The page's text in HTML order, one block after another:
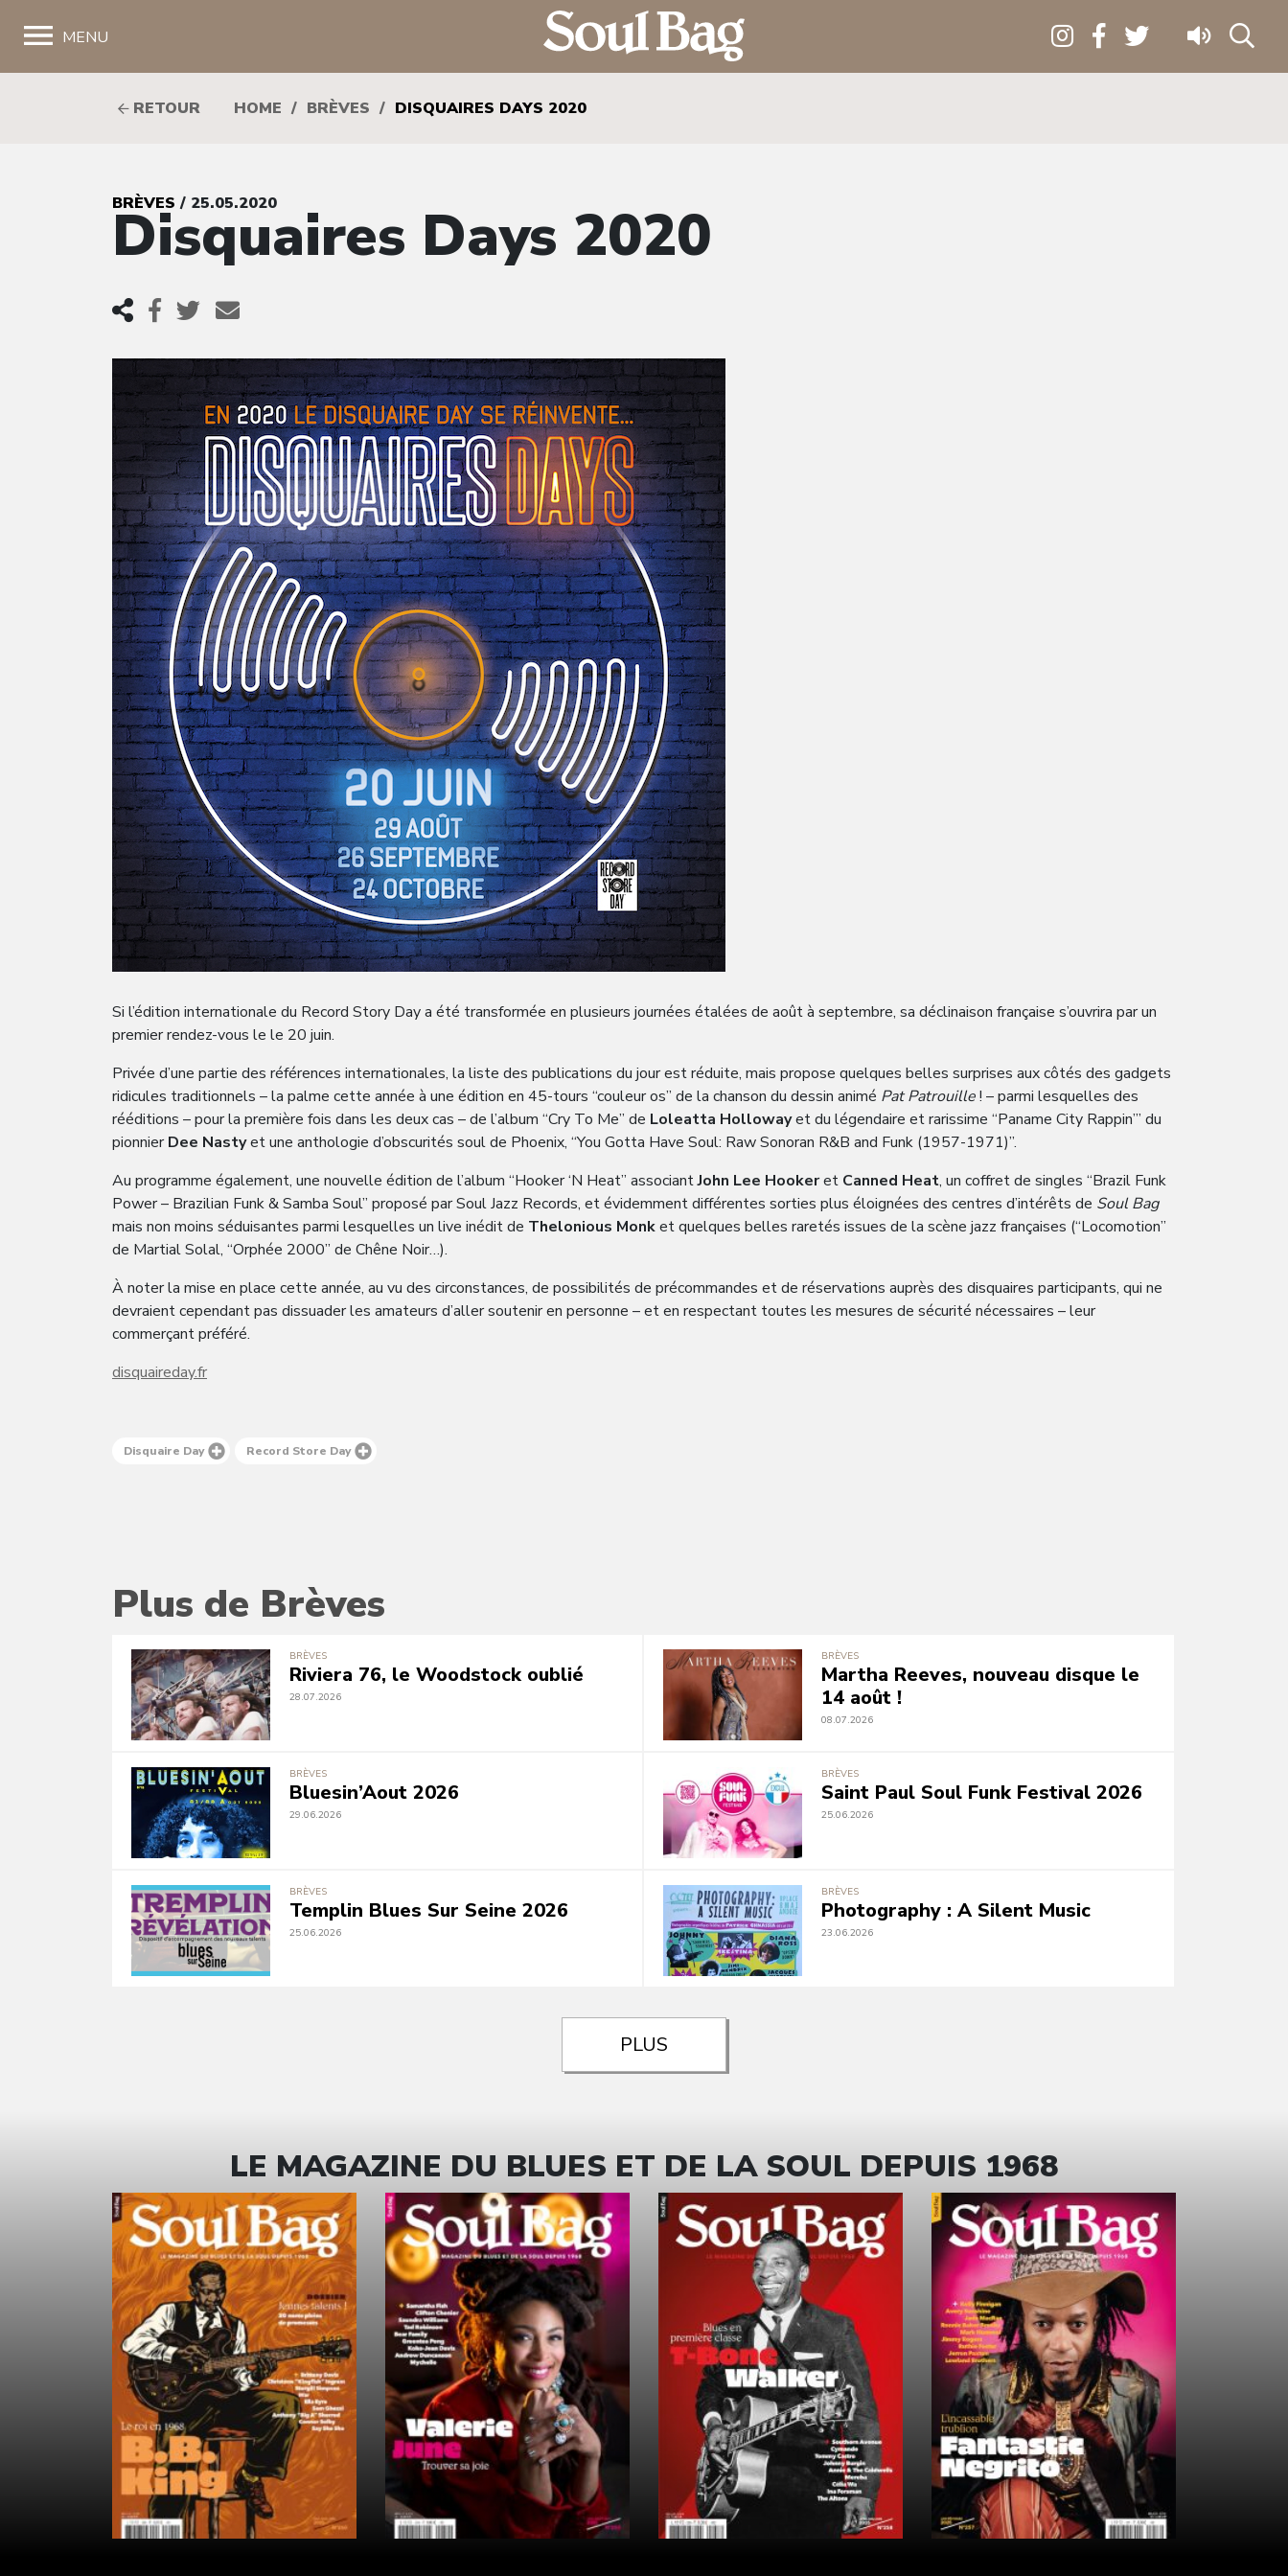
MENU
RETOUR HOME / BRÈVES / DISQUAIRES DAYS 2020
BRÈVES / 25.05.2020
Disquaires Days 2020
Si l’édition internationale du Record Story Day a été transformée en plusieurs journées étalées de août à septembre, sa déclinaison française s’ouvrira par un
premier rendez-vous le le 20 juin.
Privée d’une partie des références internationales, la liste des publications du jour est réduite, mais propose quelques belles surprises aux côtés des gadgets
ridicules traditionnels – la palme cette année à une édition en 45-tours “couleur os” de la chanson du dessin animé Pat Patrouille! – parmi lesquelles des
rééditions – pour la première fois dans les deux cas – de l’album “Cry To Me” de Loleatta Hollowayet du légendaire et rarissime “Paname City Rappin’” du
pionnierDee Nastyet une anthologie d’obscurités soul de Phoenix, “You Gotta Have Soul: Raw Sonoran R&B and Funk (1957-1971)”.
Au programme également, une nouvelle édition de l’album “Hooker ‘N Heat” associantJohn Lee Hookeret Canned Heat, un coffret de singles “Brazil Funk
Power – Brazilian Funk & Samba Soul” proposé par Soul Jazz Records, et évidemment différentes sorties plus éloignées des centres d’intérêts de Soul Bag
mais non moins séduisantes parmi lesquelles un live inédit de Thelonious Monket quelques belles raretés issues de la scène jazz françaises (“Locomotion”
de Martial Solal, “Orphée 2000” de Chêne Noir…).
À noter la mise en place cette année, au vu des circonstances, de possibilités de précommandes et de réservations auprès des disquaires participants, qui ne
devraient cependant pas dissuader les amateurs d’aller soutenir en personne – et en respectant toutes les mesures de sécurité nécessaires – leur
commerçant préféré.
disquaireday.fr
Disquaire Day Record Store Day
Plus de Brèves
BRÈVES
Riviera 76, le Woodstock oublié
28.07.2026
BRÈVES
Martha Reeves, nouveau disque le
14 août !
08.07.2026
BRÈVES
Bluesin’Aout 2026
29.06.2026
BRÈVES
Saint Paul Soul Funk Festival 2026
25.06.2026
BRÈVES
Templin Blues Sur Seine 2026
25.06.2026
BRÈVES
Photography : A Silent Music
23.06.2026
PLUS
LE MAGAZINE DU BLUES ET DE LA SOUL DEPUIS 1968